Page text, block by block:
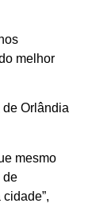
melhor
Orlândia
mesmo
de